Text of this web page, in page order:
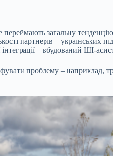
переймають загальну
партнерів –
– вбудований ШІ-
проблему – наприклад,